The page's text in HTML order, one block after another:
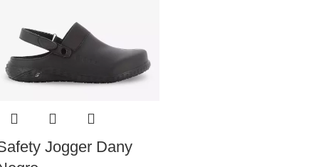
Jogger Dany